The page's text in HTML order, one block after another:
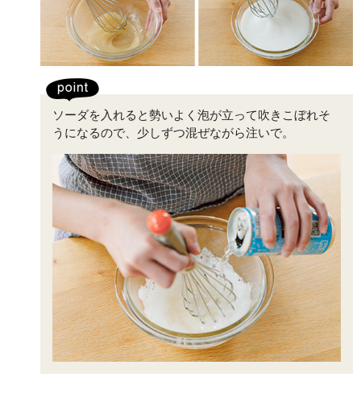
ソーダを入れると勢いよく泡が立って吹きこぼれそ
うになるので、少しずつ混ぜながら注いで。